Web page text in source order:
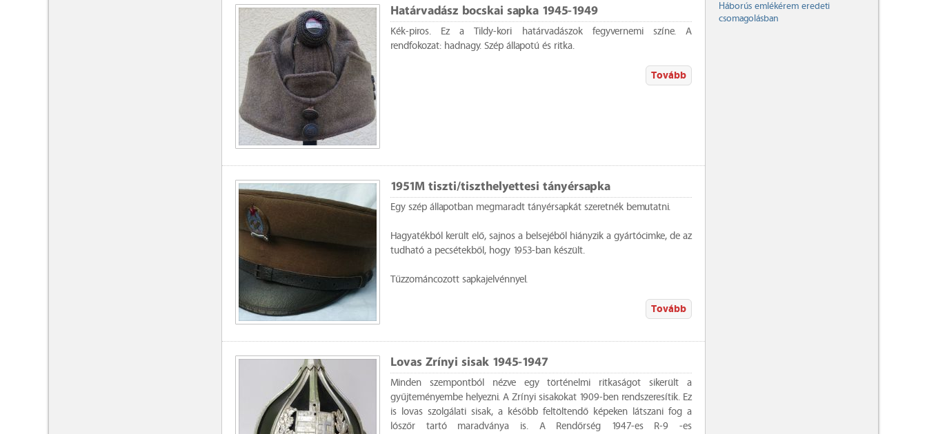
Határvadász bocskai sapka 1945-1949
Kék-piros. Ez a Tildy-kori határvadászok fegyvernemi színe. A
rendfokozat: hadnagy. Szép állapotú és ritka.
Tovább
1951M tiszti/tiszthelyettesi tányérsapka
Egy szép állapotban megmaradt tányérsapkát szeretnék bemutatni.
Hagyatékból került elő, sajnos a belsejéből hiányzik a gyártócimke, de az
tudható a pecsétekből, hogy 1953-ban készült.
Tűzzománcozott sapkajelvénnyel.
Tovább
Lovas Zrínyi sisak 1945-1947
Minden szempontból nézve egy történelmi ritkaságot sikerült a
gyűjteményembe helyezni. A Zrínyi sisakokat 1909-ben rendszeresítik. Ez
is lovas szolgálati sisak, a később feltöltendő képeken látszani fog a
lószőr tartó maradványa is. A Rendőrség 1947-es R-9 -es
Háborús emlékérem eredeti
csomagolásban